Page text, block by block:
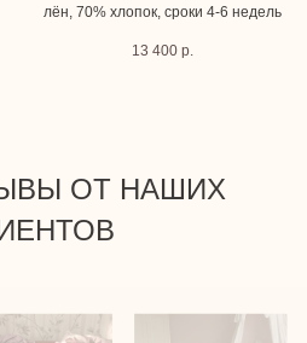
лён, 70% хлопок, сроки 4-6 недель
13 400 р.
ОТ НАШИХ